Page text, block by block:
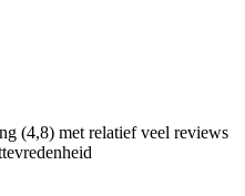
(4,8) met relatief veel reviews